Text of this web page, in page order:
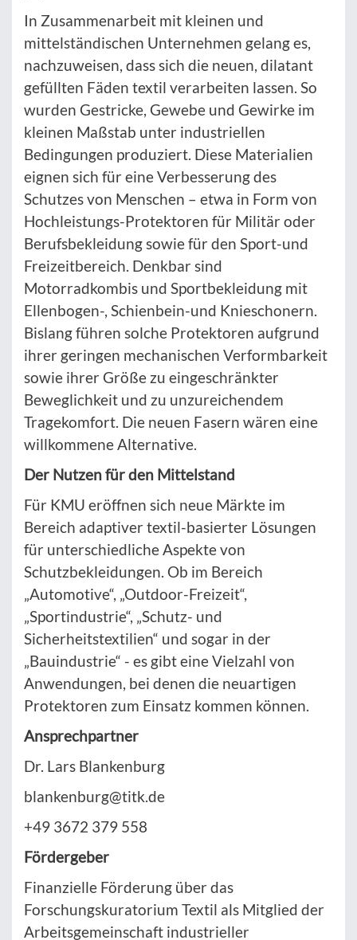
In Zusammenarbeit mit kleinen und
mittelständischen Unternehmen gelang es,
nachzuweisen, dass sich die neuen, dilatant
gefüllten Fäden textil verarbeiten lassen. So
wurden Gestricke, Gewebe und Gewirke im
kleinen Maßstab unter industriellen
Bedingungen produziert. Diese Materialien
eignen sich für eine Verbesserung des
Schutzes von Menschen – etwa in Form von
Hochleistungs-Protektoren für Militär oder
Berufsbekleidung sowie für den Sport-und
Freizeitbereich. Denkbar sind
Motorradkombis und Sportbekleidung mit
Ellenbogen-, Schienbein-und Knieschonern.
Bislang führen solche Protektoren aufgrund
ihrer geringen mechanischen Verformbarkeit
sowie ihrer Größe zu eingeschränkter
Beweglichkeit und zu unzureichendem
Tragekomfort. Die neuen Fasern wären eine
willkommene Alternative.
Der Nutzen für den Mittelstand
Für KMU eröffnen sich neue Märkte im
Bereich adaptiver textil-basierter Lösungen
für unterschiedliche Aspekte von
Schutzbekleidungen. Ob im Bereich
„Automotive“, „Outdoor-Freizeit“,
„Sportindustrie“, „Schutz- und
Sicherheitstextilien“ und sogar in der
„Bauindustrie“ - es gibt eine Vielzahl von
Anwendungen, bei denen die neuartigen
Protektoren zum Einsatz kommen können.
Ansprechpartner
Dr. Lars Blankenburg
blankenburg@titk.de
+49 3672 379 558
Fördergeber
Finanzielle Förderung über das
Forschungskuratorium Textil als Mitglied der
Arbeitsgemeinschaft industrieller